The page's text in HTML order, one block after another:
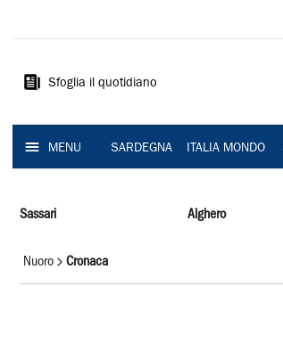
Sardegna
Sfoglia il quotidiano
MENU SARDEGNA ITALIA MONDO
Sassari Alghero
Nuoro Cronaca